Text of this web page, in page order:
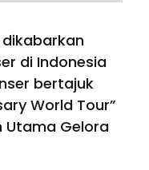
di Indonesia
bertajuk
World Tour”
Utama Gelora